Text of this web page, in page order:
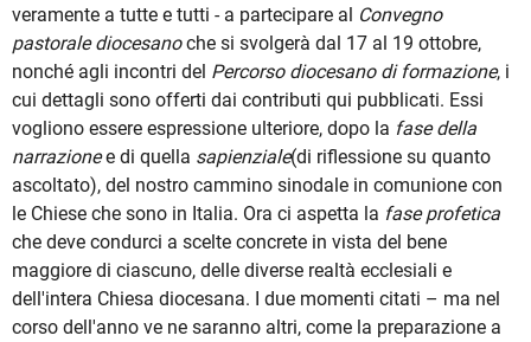
veramente a tutte e tutti - a partecipare al Convegno
pastorale diocesanoche si svolgerà dal 17 al 19 ottobre,
nonché agli incontri del Percorso diocesano di formazione, i
cui dettagli sono offerti dai contributi qui pubblicati. Essi
vogliono essere espressione ulteriore, dopo la fase della
narrazionee di quella sapienziale(di riflessione su quanto
ascoltato), del nostro cammino sinodale in comunione con
le Chiese che sono in Italia. Ora ci aspetta la fase profetica
che deve condurci a scelte concrete in vista del bene
maggiore di ciascuno, delle diverse realtà ecclesiali e
dell'intera Chiesa diocesana. I due momenti citati – ma nel
corso dell'anno ve ne saranno altri, come la preparazione a